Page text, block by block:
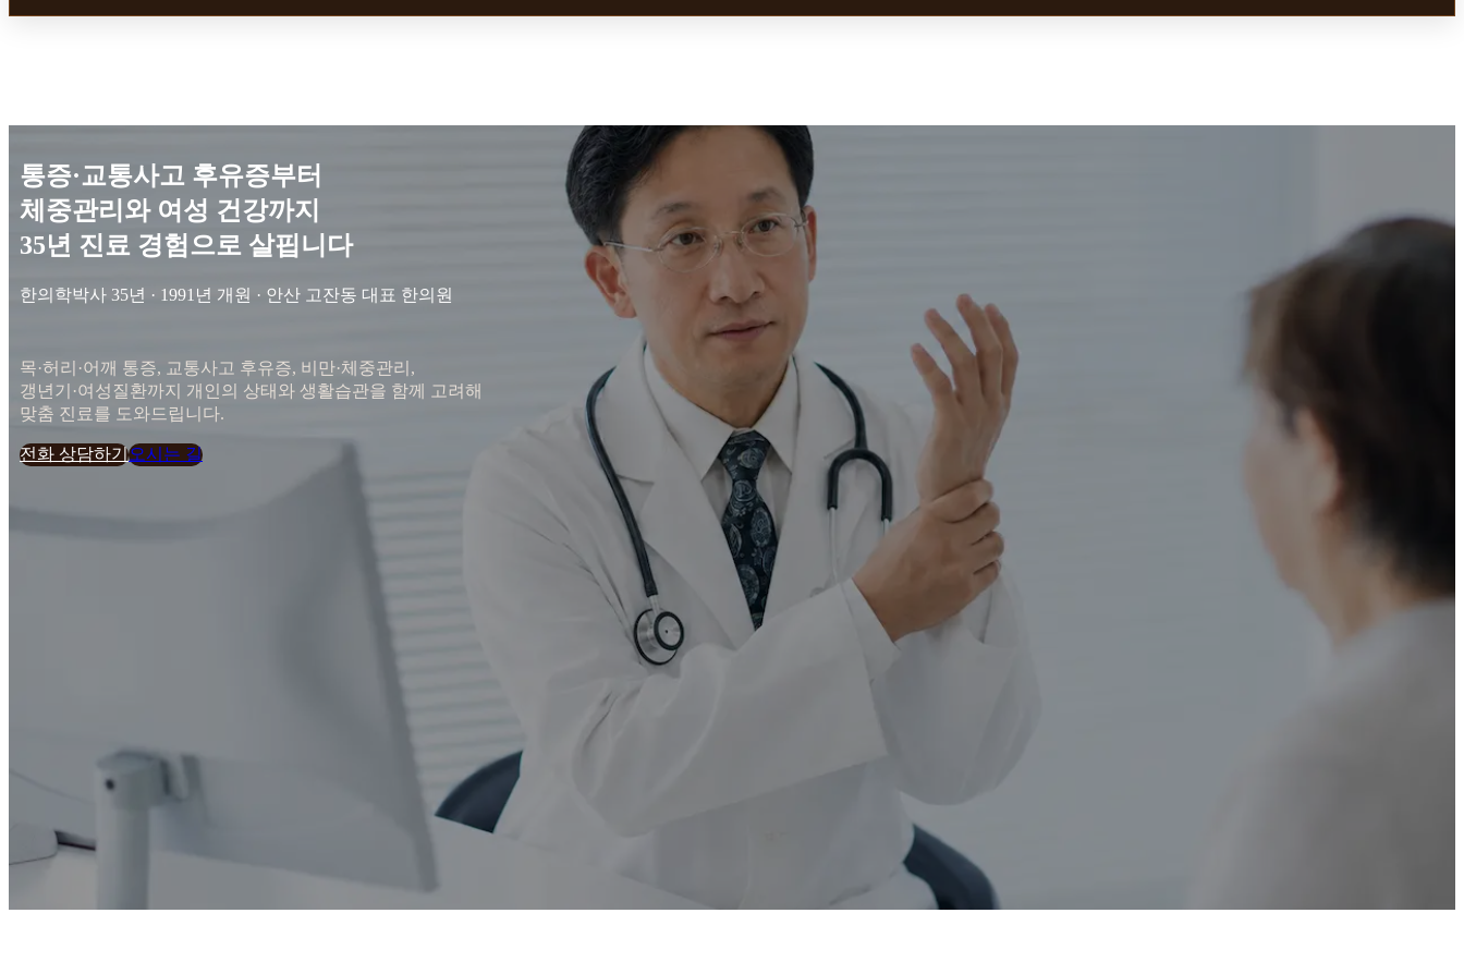
통증·교통사고 후유증부터
체중관리와 여성 건강까지
35년 진료 경험으로 살핍니다
한의학박사 35년 · 1991년 개원 · 안산 고잔동 대표 한의원
목·허리·어깨 통증, 교통사고 후유증, 비만·체중관리,
갱년기·여성질환까지 개인의 상태와 생활습관을 함께 고려해
맞춤 진료를 도와드립니다.
전화 상담하기오시는 길